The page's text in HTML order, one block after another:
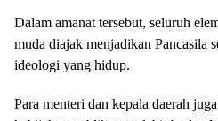
Dalam amanat tersebut, seluruh
muda diajak menjadikan Pancasila
ideologi yang hidup.
Para menteri dan kepala daerah